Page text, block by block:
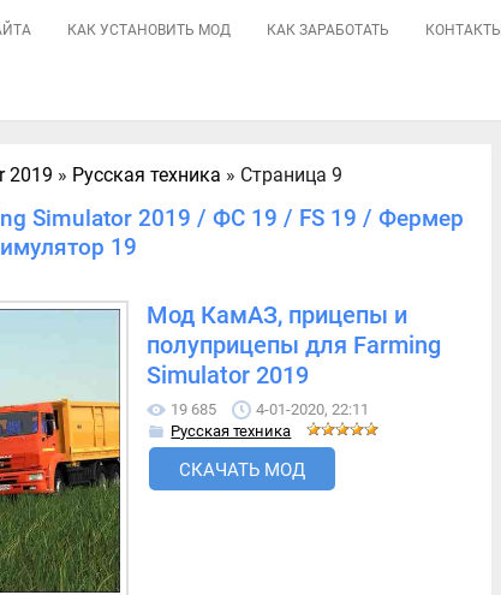
КАК УСТАНОВИТЬ МОД КАК ЗАРАБОТАТЬ КОНТАКТЫ
2019 » Русская техника » Страница 9
Simulator 2019 / ФС 19 / FS 19 / Фермер
19
Мод КамАЗ, прицепы и
полуприцепы для Farming
Simulator 2019
19 685
4-01-2020, 22:11
Русская техника
СКАЧАТЬ МОД